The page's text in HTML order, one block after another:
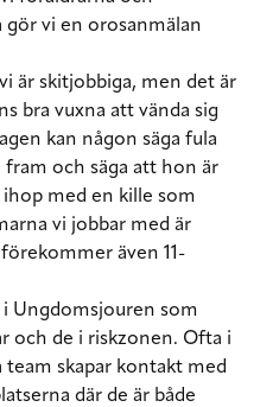
gör vi en orosanmälan
är skitjobbiga, men det är
bra vuxna att vända sig
kan någon säga fula
och säga att hon är
med en kille som
vi jobbar med är
även 11-
i Ungdomsjouren som
och de i riskzonen. Ofta i
team skapar kontakt med
där de är både